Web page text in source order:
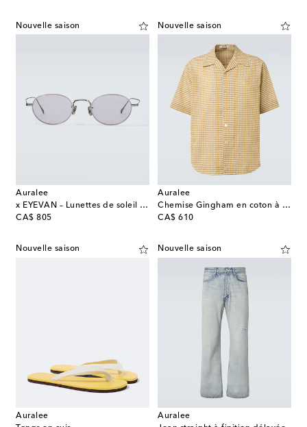
Nouvelle saison
Auralee
x EYEVAN – Lunettes de soleil ovales 003
CA$ 805
original price
Nouvelle saison
Auralee
Chemise Gingham en coton à carreaux
CA$ 610
original price
Nouvelle saison
Auralee
Nouvelle saison
Auralee